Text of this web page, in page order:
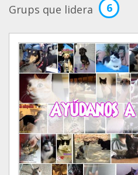
Grups que lidera 6